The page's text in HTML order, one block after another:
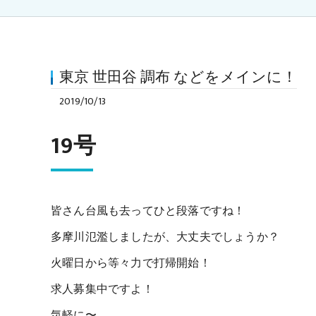
東京 世田谷 調布 などをメインに！
2019/10/13
19号
皆さん台風も去ってひと段落ですね！
多摩川氾濫しましたが、大丈夫でしょうか？
火曜日から等々力で打帰開始！
求人募集中ですよ！